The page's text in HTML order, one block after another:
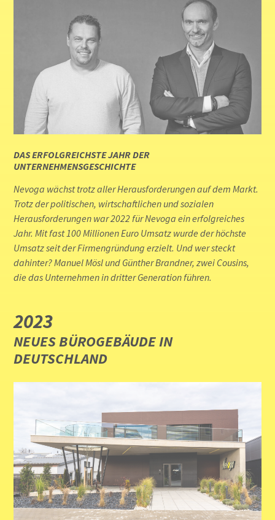
DAS ERFOLGREICHSTE JAHR DER
UNTERNEHMENSGESCHICHTE
Nevoga wächst trotz aller Herausforderungen auf dem Markt.
Trotz der politischen, wirtschaftlichen und sozialen
Herausforderungen war 2022 für Nevoga ein erfolgreiches
Jahr. Mit fast 100 Millionen Euro Umsatz wurde der höchste
Umsatz seit der Firmengründung erzielt. Und wer steckt
dahinter? Manuel Mösl und Günther Brandner, zwei Cousins,
die das Unternehmen in dritter Generation führen.
2023
NEUES BÜROGEBÄUDE IN
DEUTSCHLAND